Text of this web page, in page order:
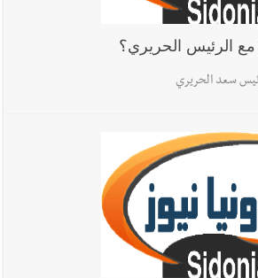
أم إنفجار دولة؟... كيف نحمي لبنان؟
لنزاع طويل
مع الرئيس الحريري؟
سعد الحريري